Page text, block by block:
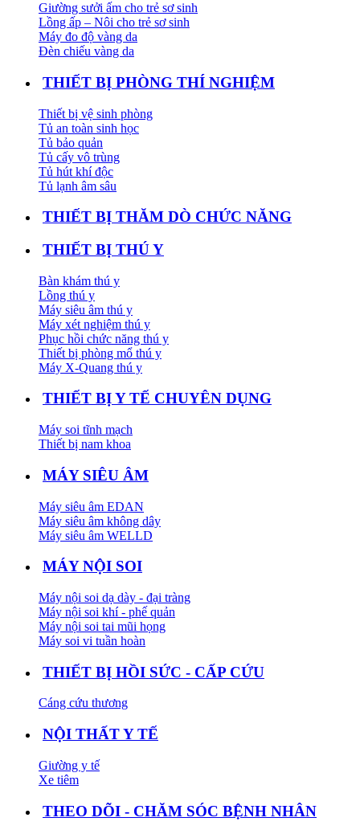
Giường sưởi ấm cho trẻ sơ sinh
Lồng ấp – Nôi cho trẻ sơ sinh
Máy đo độ vàng da
Đèn chiếu vàng da
THIẾT BỊ PHÒNG THÍ NGHIỆM
Thiết bị vệ sinh phòng
Tủ an toàn sinh học
Tủ bảo quản
Tủ cấy vô trùng
Tủ hút khí độc
Tủ lạnh âm sâu
THIẾT BỊ THĂM DÒ CHỨC NĂNG
THIẾT BỊ THÚ Y
Bàn khám thú y
Lồng thú y
Máy siêu âm thú y
Máy xét nghiệm thú y
Phục hồi chức năng thú y
Thiết bị phòng mổ thú y
Máy X-Quang thú y
THIẾT BỊ Y TẾ CHUYÊN DỤNG
Máy soi tĩnh mạch
Thiết bị nam khoa
MÁY SIÊU ÂM
Máy siêu âm EDAN
Máy siêu âm không dây
Máy siêu âm WELLD
MÁY NỘI SOI
Máy nội soi dạ dày - đại tràng
Máy nội soi khí - phế quản
Máy nội soi tai mũi họng
Máy soi vi tuần hoàn
THIẾT BỊ HỒI SỨC - CẤP CỨU
Cáng cứu thương
NỘI THẤT Y TẾ
Giường y tế
Xe tiêm
THEO DÕI - CHĂM SÓC BỆNH NHÂN